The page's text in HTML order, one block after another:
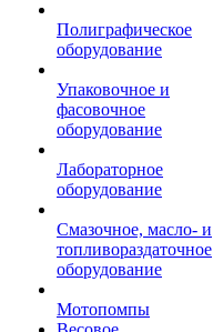
Полиграфическое
оборудование
Упаковочное и
фасовочное
оборудование
Лабораторное
оборудование
Смазочное, масло- и
топливораздаточное
оборудование
Мотопомпы